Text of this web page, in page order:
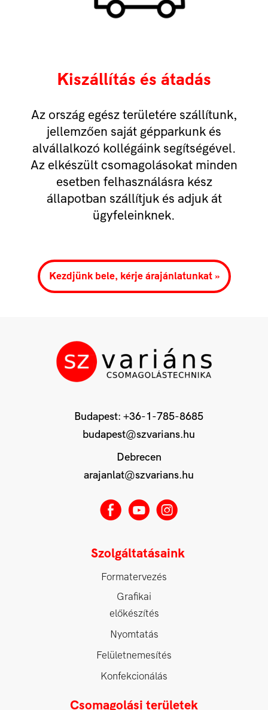
Kiszállítás és átadás
Az ország egész területére szállítunk,
jellemzően saját gépparkunk és
alvállalkozó kollégáink segítségével.
Az elkészült csomagolásokat minden
esetben felhasználásra kész
állapotban szállítjuk és adjuk át
ügyfeleinknek.
Kezdjünk bele, kérje árajánlatunkat »
Budapest: +36-1-785-8685
budapest@szvarians.hu
Debrecen
arajanlat@szvarians.hu
E M Q
Szolgáltatásaink
Formatervezés
Grafikai
előkészítés
Nyomtatás
Felületnemesítés
Konfekcionálás
Csomagolási területek